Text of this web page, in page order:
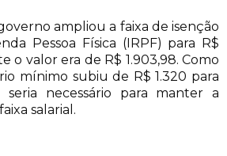
ampliou a faixa de isenção
Pessoa Física (IRPF) para R$
o valor era de R$ 1.903,98. Como
mínimo subiu de R$ 1.320 para
seria necessário para manter a
salarial.